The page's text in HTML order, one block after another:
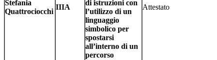
Stefania
Quattrociocchi
IIIA
di istruzioni con
l’utilizzo di un
linguaggio
simbolico per
spostarsi
all’interno di un
percorso
Attestato